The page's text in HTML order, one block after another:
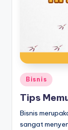
Posted
in
Bisnis
Tips
Bisnis
sangat